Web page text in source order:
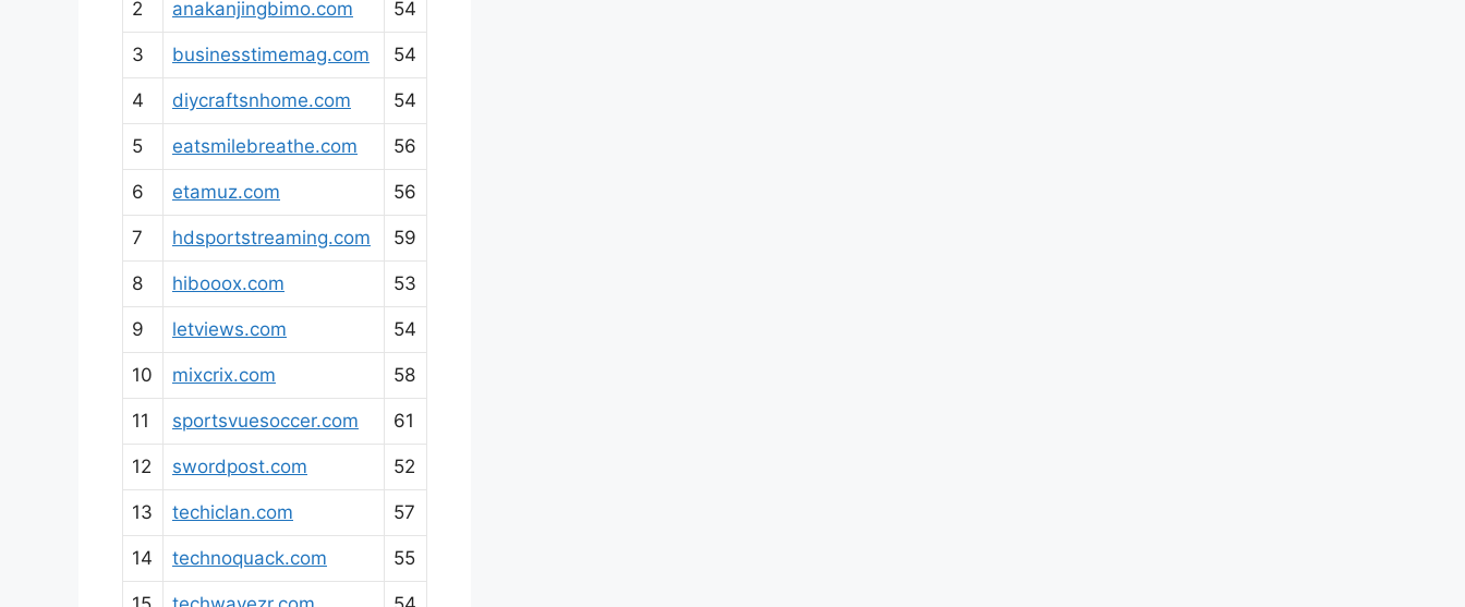
2 anakanjingbimo.com 54
3 businesstimemag.com 54
4 diycraftsnhome.com 54
5 eatsmilebreathe.com 56
6 etamuz.com 56
7 hdsportstreaming.com 59
8 hibooox.com 53
9 letviews.com 54
10 mixcrix.com 58
11 sportsvuesoccer.com 61
12 swordpost.com 52
13 techiclan.com 57
14 technoquack.com 55